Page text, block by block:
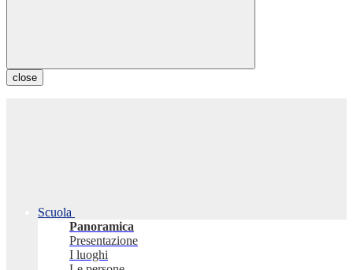
close
Scuola
Panoramica
Presentazione
I luoghi